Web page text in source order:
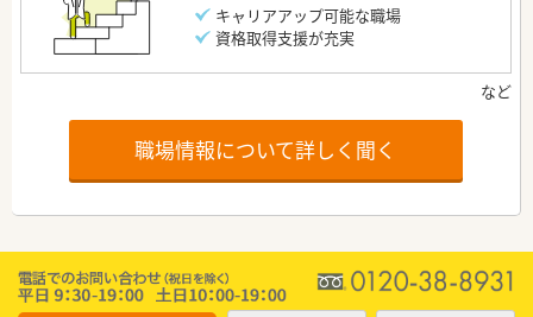
キャリアアップ可能な職場
資格取得支援が充実
職場情報について詳しく聞く